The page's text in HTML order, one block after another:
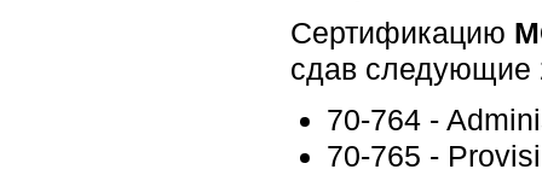
Сертификацию
сдав следующие
70-764 -
70-765 -